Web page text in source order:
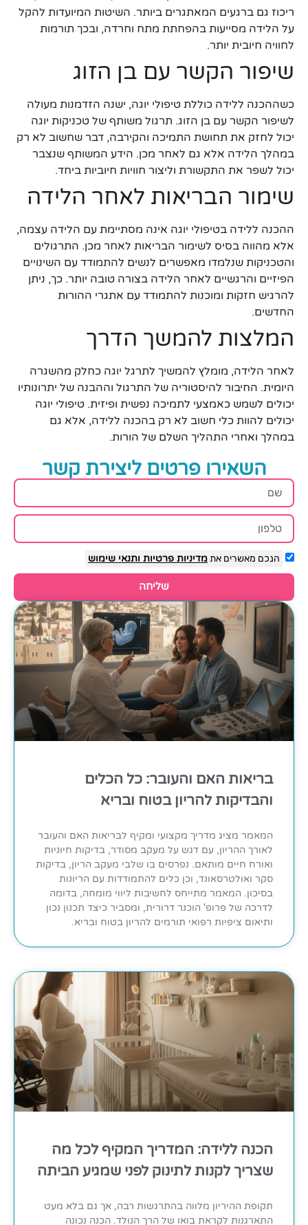
ריכוז גם ברגעים המאתגרים ביותר. השיטות המיועדות להקל
על הלידה מסייעות בהפחתת מתח וחרדה, ובכך תורמות
לחוויה חיובית יותר.
שיפור הקשר עם בן הזוג
כשההכנה ללידה כוללת טיפולי יוגה, ישנה הזדמנות מעולה
לשיפור הקשר עם בן הזוג. תרגול משותף של טכניקות יוגה
יכול לחזק את תחושת התמיכה והקירבה, דבר שחשוב לא רק
במהלך הלידה אלא גם לאחר מכן. הידע המשותף שנצבר
יכול לשפר את התקשורת וליצור חוויות חיוביות ביחד.
שימור הבריאות לאחר הלידה
ההכנה ללידה בטיפולי יוגה אינה מסתיימת עם הלידה עצמה,
אלא מהווה בסיס לשימור הבריאות לאחר מכן. התרגולים
והטכניקות שנלמדו מאפשרים לנשים להתמודד עם השינויים
הפיזיים והרגשיים לאחר הלידה בצורה טובה יותר. כך, ניתן
להרגיש חזקות ומוכנות להתמודד עם אתגרי ההורות
החדשים.
המלצות להמשך הדרך
לאחר הלידה, מומלץ להמשיך לתרגל יוגה כחלק מהשגרה
היומית. החיבור להיסטוריה של התרגול וההבנה של יתרונותיו
יכולים לשמש כאמצעי לתמיכה נפשית ופיזית. טיפולי יוגה
יכולים להוות כלי חשוב לא רק בהכנה ללידה, אלא גם
במהלך ואחרי התהליך השלם של הורות.
השאירו פרטים ליצירת קשר
הנכם מאשרים אתמדיניות פרטיות ותנאי שימוש
שליחה
בריאות האם והעובר: כל הכלים
והבדיקות להריון בטוח ובריא
המאמר מציג מדריך מקצועי ומקיף לבריאות האם והעובר
לאורך ההריון, עם דגש על מעקב מסודר, בדיקות חיוניות
ואורח חיים מותאם. נפרסים בו שלבי מעקב הריון, בדיקות
סקר ואולטרסאונד, וכן כלים להתמודדות עם הריונות
בסיכון. המאמר מתייחס לחשיבות ליווי מומחה, בדומה
לדרכה של פרופ' הוכנר דרורית, ומסביר כיצד תכנון נכון
ותיאום ציפיות רפואי תורמים להריון בטוח ובריא.
הכנה ללידה: המדריך המקיף לכל מה
שצריך לקנות לתינוק לפני שמגיע הביתה
תקופת ההיריון מלווה בהתרגשות רבה, אך גם בלא מעט
התארגנות לקראת בואו של הרך הנולד. הכנה נכונה